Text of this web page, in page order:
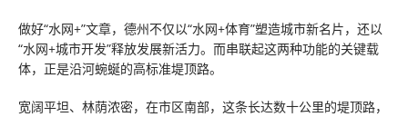
做好“水网+”文章，德州不仅以“水网+体育”塑造城市新名片，还以
“水网+城市开发”释放发展新活力。而串联起这两种功能的关键载
体，正是沿河蜿蜒的高标准堤顶路。
宽阔平坦、林荫浓密，在市区南部，这条长达数十公里的堤顶路，